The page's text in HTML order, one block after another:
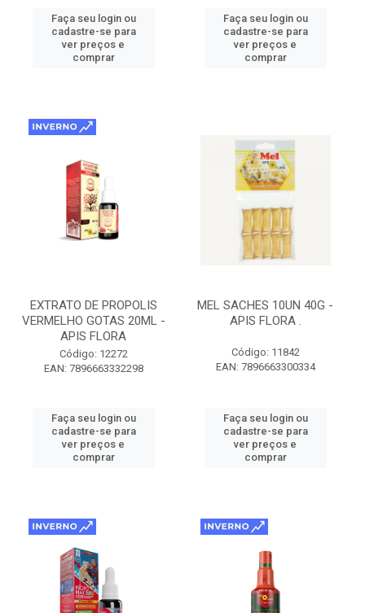
Faça seu login ou
cadastre-se para
ver preços e
comprar
Faça seu login ou
cadastre-se para
ver preços e
comprar
EXTRATO DE PROPOLIS
VERMELHO GOTAS 20ML -
APIS FLORA
Código: 12272
EAN: 7896663332298
Faça seu login ou
cadastre-se para
ver preços e
comprar
MEL SACHES 10UN 40G -
APIS FLORA .
Código: 11842
EAN: 7896663300334
Faça seu login ou
cadastre-se para
ver preços e
comprar